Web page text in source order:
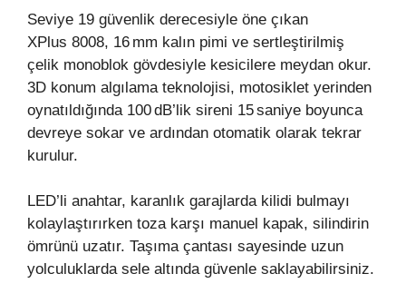
Seviye 19 güvenlik derecesiyle öne çıkan
XPlus 8008, 16 mm kalın pimi ve sertleştirilmiş
çelik monoblok gövdesiyle kesicilere meydan okur.
3D konum algılama teknolojisi, motosiklet yerinden
oynatıldığında 100 dB’lik sireni 15 saniye boyunca
devreye sokar ve ardından otomatik olarak tekrar
kurulur.
LED’li anahtar, karanlık garajlarda kilidi bulmayı
kolaylaştırırken toza karşı manuel kapak, silindirin
ömrünü uzatır. Taşıma çantası sayesinde uzun
yolculuklarda sele altında güvenle saklayabilirsiniz.